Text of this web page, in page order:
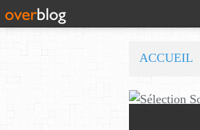
ACCUEIL